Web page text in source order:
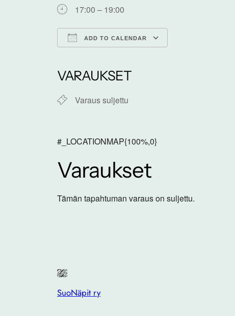
17:00 – 19:00
ADD TO CALENDAR
VARAUKSET
Varaus suljettu
#_LOCATIONMAP{100%,0}
Varaukset
Tämän tapahtuman varaus on suljettu.
SuoNäpit ry